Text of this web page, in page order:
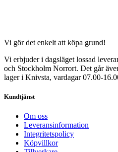
Vi gör det enkelt att köpa grund!
Vi erbjuder i dagsläget lossad
och Stockholm Norrort. Det går
lager i Knivsta, vardagar 07.00-
Kundtjänst
Om oss
Leveransinformation
Integritetspolicy
Köpvillkor